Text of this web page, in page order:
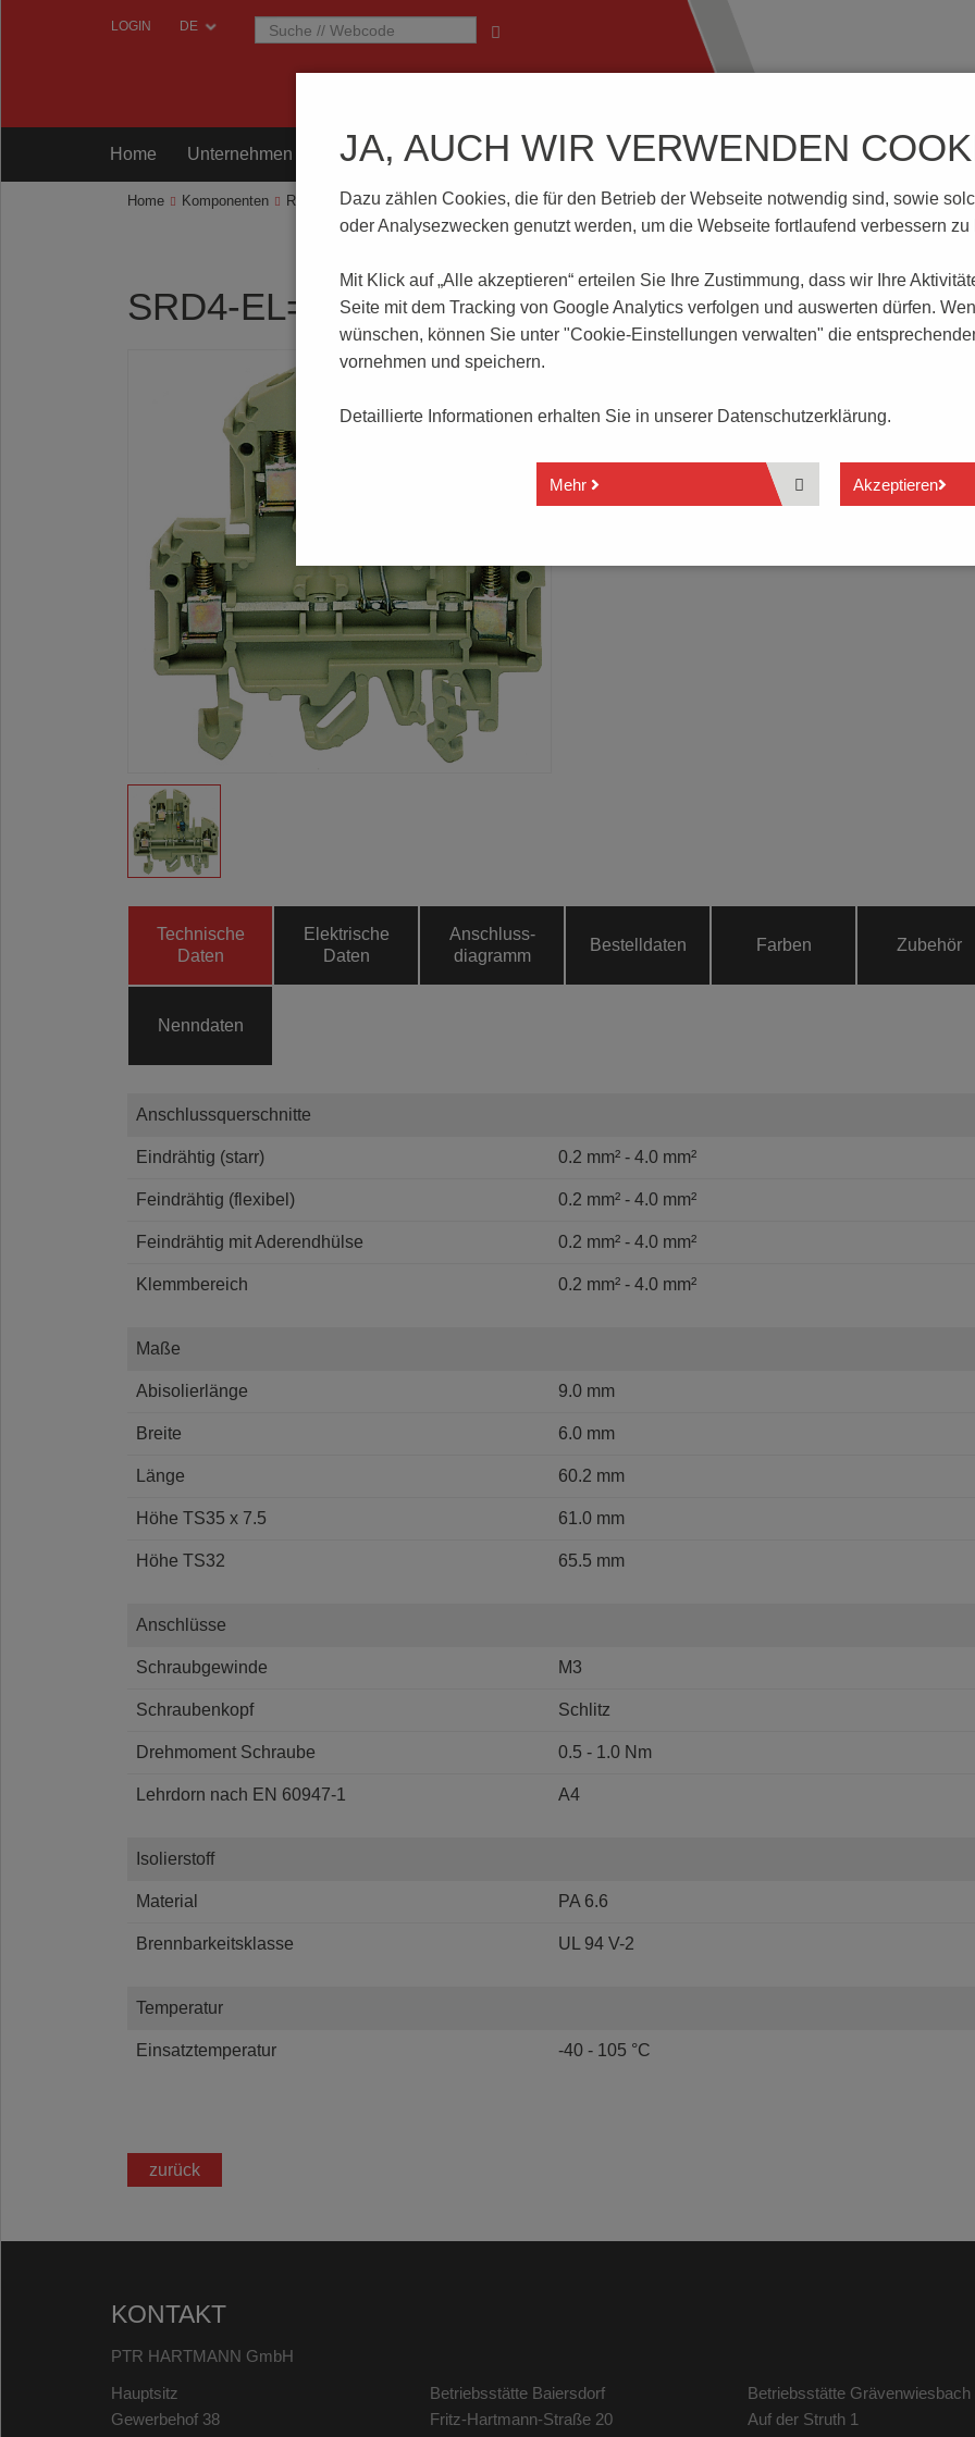
LOGIN
Home Unternehmen Komponenten Prüftechnik Wissenswertes Download | Service Branchen
Home Komponenten Reihenklemmen SRD4-EL=LED4(RD)24VDC
SRD4-EL=LED4(RD)24VDC
mit elektronischen Bauteilen
Technische
Daten
Elektrische
Daten
Anschluss­
diagramm
Bestelldaten Farben Zubehör
Nenndaten
Anschlussquerschnitte
Eindrähtig (starr) 0.2 mm² - 4.0 mm²
Feindrähtig (flexibel) 0.2 mm² - 4.0 mm²
Feindrähtig mit Aderendhülse 0.2 mm² - 4.0 mm²
Klemmbereich 0.2 mm² - 4.0 mm²
Maße
Abisolierlänge 9.0 mm
Breite 6.0 mm
Länge 60.2 mm
Höhe TS35 x 7.5 61.0 mm
Höhe TS32 65.5 mm
Anschlüsse
Schraubgewinde M3
Schraubenkopf Schlitz
Drehmoment Schraube 0.5 - 1.0 Nm
Lehrdorn nach EN 60947-1 A4
Isolierstoff
Material PA 6.6
Brennbarkeitsklasse UL 94 V-2
Temperatur
Einsatztemperatur -40 - 105 °C
zurück
KONTAKT
PTR HARTMANN GmbH
Hauptsitz
Gewerbehof 38
Betriebsstätte Baiersdorf
Fritz-Hartmann-Straße 20
Betriebsstätte Grävenwiesbach
Auf der Struth 1
JA, AUCH WIR VERWENDEN
Dazu zählen Cookies, die für den Betrieb der Webseite notwendig sind, sowie
oder Analysezwecken genutzt werden, um die Webseite fortlaufend verbessern zu
Mit Klick auf „Alle akzeptieren“ erteilen Sie Ihre Zustimmung, dass wir Ihre
Seite mit dem Tracking von Google Analytics verfolgen und auswerten dürfen.
wünschen, können Sie unter "Cookie-Einstellungen verwalten" die
vornehmen und speichern.
Detaillierte Informationen erhalten Sie in unserer Datenschutzerklärung.
Mehr Akzeptieren